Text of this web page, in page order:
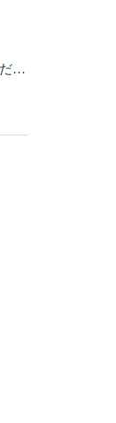
倉敷/下津井カット真だこ＆倉敷/下津井真だこ唐揚げ・セット人気です。